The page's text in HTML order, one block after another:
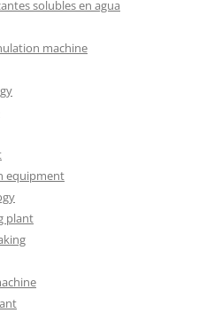
solubles en agua
machine
equipment
plant